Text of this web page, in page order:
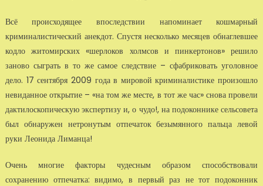
Всё происходящее впоследствии напоминает кошмарный
криминалистический анекдот. Спустя несколько месяцев обнаглевшее
кодло житомирских «шерлоков холмсов и пинкертонов» решило
заново сыграть в то же самое следствие – сфабриковать уголовное
дело. 17 сентября 2009 года в мировой криминалистике произошло
невиданное открытие – «на том же месте, в тот же час» снова провели
дактилоскопическую экспертизу и, о чудо!, на подоконнике сельсовета
был обнаружен нетронутым отпечаток безымянного пальца левой
руки Леонида Лиманца!
Очень многие факторы чудесным образом способствовали
сохранению отпечатка: видимо, в первый раз не тот подоконник